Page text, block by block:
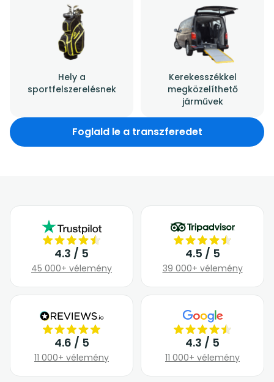
Hely a
sportfelszerelésnek
Kerekesszékkel
megközelíthető
járművek
Foglald le a transzferedet
4.3 / 5
45 000+ vélemény
4.5 / 5
39 000+ vélemény
4.6 / 5
11 000+ vélemény
4.3 / 5
11 000+ vélemény